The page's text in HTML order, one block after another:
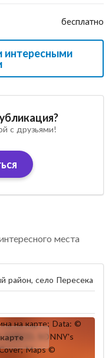
бесплатно
интересными
с друзьями!
места
район, село Пересека